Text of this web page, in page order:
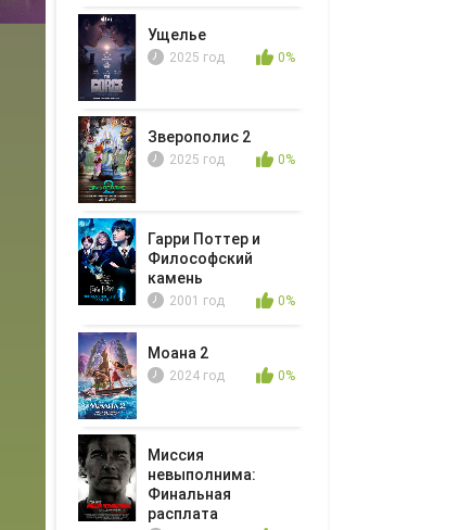
Ущелье
2025 год 0%
Зверополис 2
2025 год 0%
Гарри Поттер и
Философский
камень
2001 год 0%
Моана 2
2024 год 0%
Миссия
невыполнима:
Финальная
расплата